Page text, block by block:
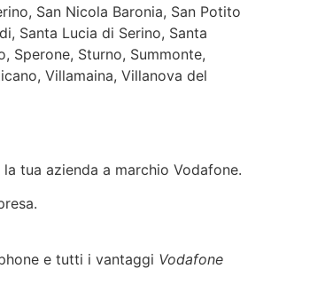
San Nicola Baronia, San Potito
Santa Lucia di Serino, Santa
Sperone, Sturno, Summonte,
Villamaina, Villanova del
tua azienda a marchio Vodafone.
e tutti i vantaggi Vodafone